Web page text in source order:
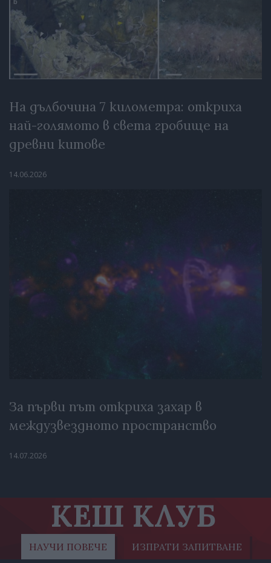
На дълбочина 7 километра: откриха
най-голямото в света гробище на
древни китове
14.06.2026
За първи път откриха захар в
междузвездното пространство
14.07.2026
КЕШ КЛУБ
НАУЧИ ПОВЕЧЕ ИЗПРАТИ ЗАПИТВАНЕ